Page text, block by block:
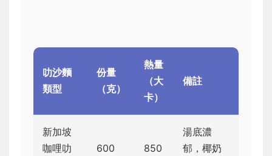
叻沙麵
類型
份量
（克）
熱量
（大
卡）
備註
新加坡
咖哩叻
600 850
湯底濃
郁，椰奶